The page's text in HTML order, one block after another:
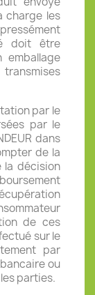
charge les
doit être
emballage
par le
par le
dans
de la
la décision
de ces
sur le
par
ou
parties.